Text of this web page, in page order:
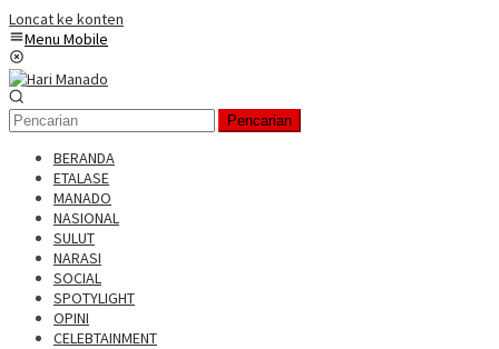
Loncat ke konten
Menu Mobile
Pencarian
BERANDA
ETALASE
MANADO
NASIONAL
SULUT
NARASI
SOCIAL
SPOTYLIGHT
OPINI
CELEBTAINMENT